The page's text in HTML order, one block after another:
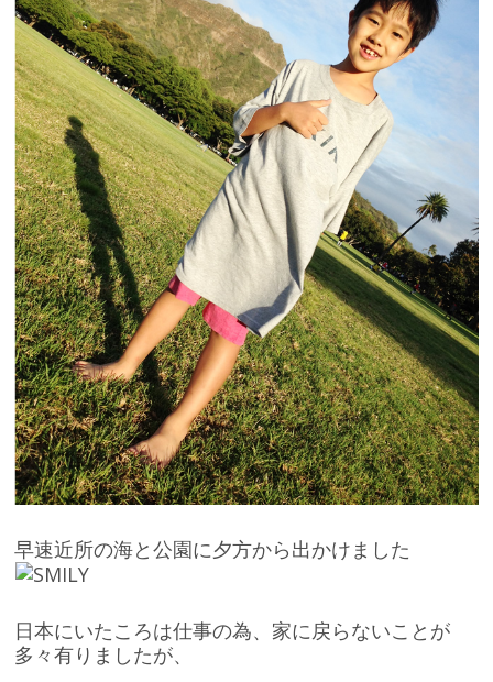
早速近所の海と公園に夕方から出かけました
日本にいたころは仕事の為、家に戻らないことが
多々有りましたが、